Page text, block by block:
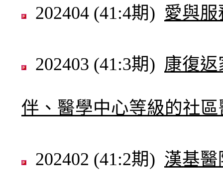
202404 (41:4期) 愛與服
202403 (41:3期) 康復
伴、醫學中心等級的社區
202402 (41:2期) 漢基